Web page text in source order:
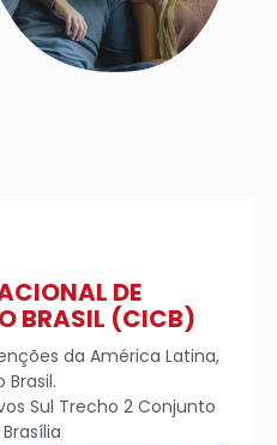
DE
BRASIL (CICB)
da América Latina,
Sul Trecho 2 Conjunto